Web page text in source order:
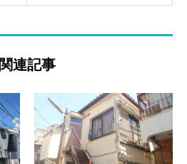
関連記事